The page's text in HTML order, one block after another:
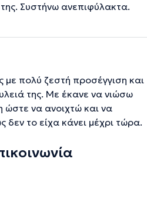
Συστήνω ανεπιφύλακτα.
με πολύ ζεστή προσέγγιση και
της. Με έκανε να νιώσω
ώστε να ανοιχτώ και να
το είχα κάνει μέχρι τώρα.